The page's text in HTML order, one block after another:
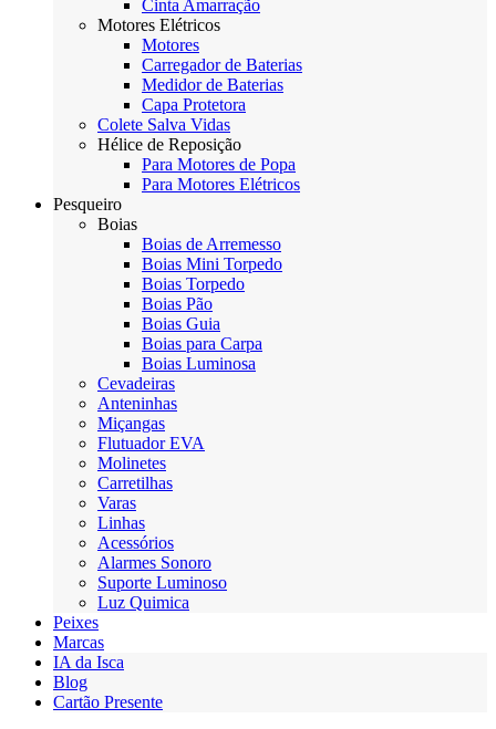
Cinta Amarração
Motores Elétricos
Motores
Carregador de Baterias
Medidor de Baterias
Capa Protetora
Colete Salva Vidas
Hélice de Reposição
Para Motores de Popa
Para Motores Elétricos
Pesqueiro
Boias
Boias de Arremesso
Boias Mini Torpedo
Boias Torpedo
Boias Pão
Boias Guia
Boias para Carpa
Boias Luminosa
Cevadeiras
Anteninhas
Miçangas
Flutuador EVA
Molinetes
Carretilhas
Varas
Linhas
Acessórios
Alarmes Sonoro
Suporte Luminoso
Luz Quimica
Peixes
Marcas
IA da Isca
Blog
Cartão Presente